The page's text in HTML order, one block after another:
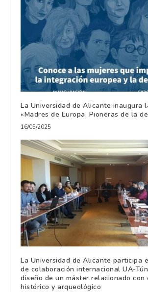
La Universidad de Alicante inaugura
«Madres de Europa. Pioneras de la
16/05/2025
La Universidad de Alicante participa
de colaboración internacional UA-
diseño de un máster relacionado con
histórico y arqueológico